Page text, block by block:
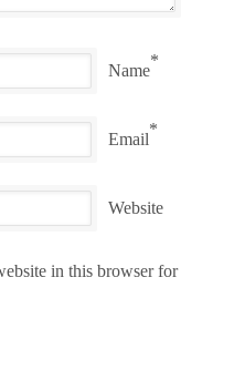
Name
*
Email
*
Website
in this browser for